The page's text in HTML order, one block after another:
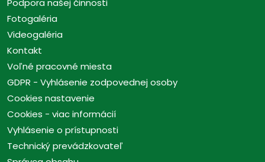
Podpora našej činnosti
Fotogaléria
Videogaléria
Kontakt
Voľné pracovné miesta
GDPR - Vyhlásenie zodpovednej osoby
Cookies nastavenie
Cookies - viac informácií
Vyhlásenie o prístupnosti
Technický prevádzkovateľ